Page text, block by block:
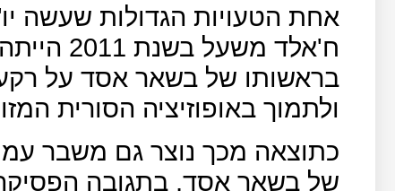
אחת הטעויות הגדולות שעשה
ח'אלד
בראשותו של בשאר אסד על
ולתמוך באופוזיציה הסורית
כתוצאה מכך נוצר גם משבר
של בשאר אסד, בתגובה